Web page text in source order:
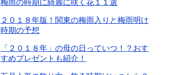
梅雨の時期に綺麗に咲く花１１選
２０１８年版！関東の梅雨入りと梅雨明け
時期の予想
「２０１８年」の母の日っていつ！？おす
すめプレゼントも紹介！